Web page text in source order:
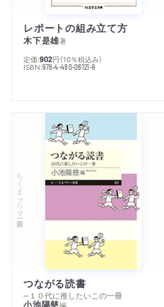
レポートの組み立て方
木下是雄著
定価:902円 （10％税込み）
ISBN:978-4-480-08121-6
ちくまプリマー新書
つながる読書
─１０代に推したいこの一冊
小池陽慈編